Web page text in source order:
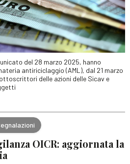
del 28 marzo 2025, hanno
antiriciclaggio (AML), dal 21 marzo
delle azioni delle Sicav e
OICR: aggiornata la